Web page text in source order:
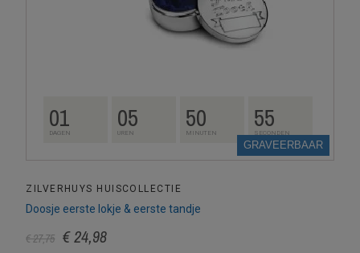
GRAVEERBAAR
01
DAGEN 05
UREN 50
MINUTEN 54
SECONDEN
ZILVERHUYS HUISCOLLECTIE
Doosje eerste lokje & eerste tandje
€ 27,75 € 24,98